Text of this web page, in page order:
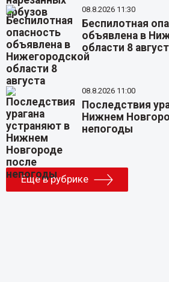
08.8.2026 11:30
Беспилотная
объявлена в
области 8
08.8.2026 11:00
Последствия
Нижнем
непогоды
Еще в рубрике